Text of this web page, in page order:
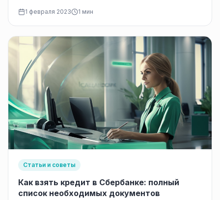
1 февраля 2023 1 мин
Статьи и советы
Как взять кредит в Сбербанке: полный
список необходимых документов